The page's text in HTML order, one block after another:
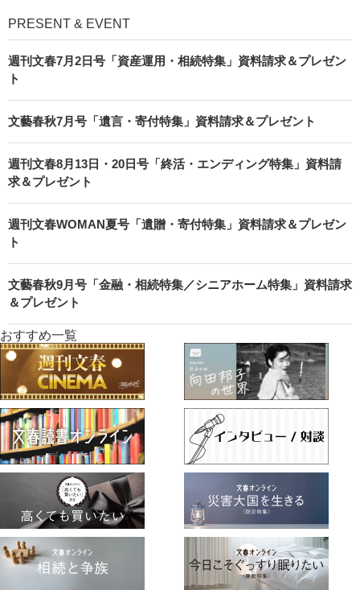
PRESENT & EVENT
週刊文春7月2日号「資産運用・相続特集」資料請求＆プレゼン
ト
文藝春秋7月号「遺言・寄付特集」資料請求＆プレゼント
週刊文春8月13日・20日号「終活・エンディング特集」資料請
求＆プレゼント
週刊文春WOMAN夏号「遺贈・寄付特集」資料請求＆プレゼン
ト
文藝春秋9月号「金融・相続特集／シニアホーム特集」資料請求
＆プレゼント
おすすめ一覧